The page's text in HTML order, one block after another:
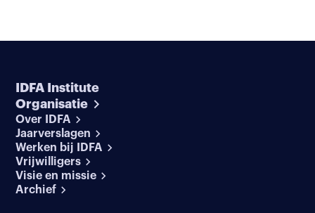
IDFA Institute
Organisatie
Over IDFA
Jaarverslagen
Werken bij IDFA
Vrijwilligers
Visie en missie
Archief